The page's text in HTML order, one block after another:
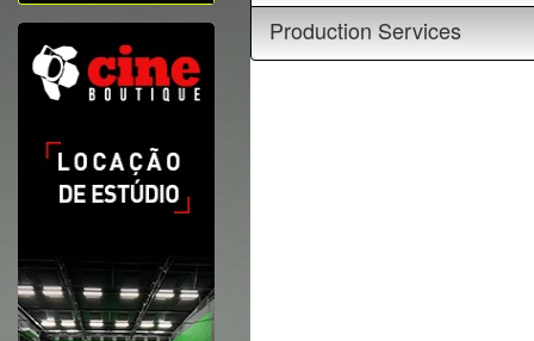
Production Services